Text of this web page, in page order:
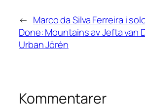
← Marco da Silva Ferreira i
Done: Mountains av Jefta van
Urban Jörén
Kommentarer